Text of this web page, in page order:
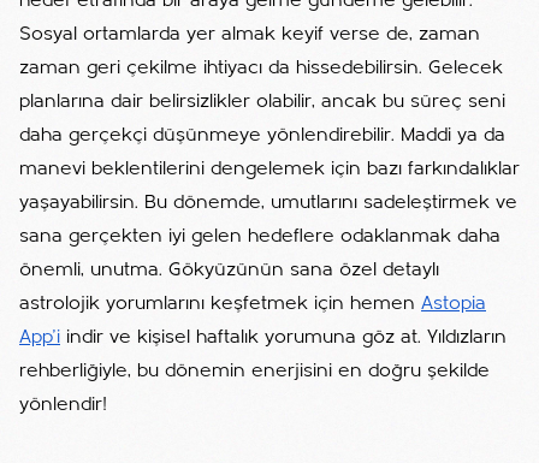
Sosyal ortamlarda yer almak keyif verse de, zaman
zaman geri çekilme ihtiyacı da hissedebilirsin. Gelecek
planlarına dair belirsizlikler olabilir, ancak bu süreç seni
daha gerçekçi düşünmeye yönlendirebilir. Maddi ya da
manevi beklentilerini dengelemek için bazı farkındalıklar
yaşayabilirsin. Bu dönemde, umutlarını sadeleştirmek ve
sana gerçekten iyi gelen hedeflere odaklanmak daha
önemli, unutma. Gökyüzünün sana özel detaylı
astrolojik yorumlarını keşfetmek için hemen Astopia
App'i indir ve kişisel haftalık yorumuna göz at. Yıldızların
rehberliğiyle, bu dönemin enerjisini en doğru şekilde
yönlendir!